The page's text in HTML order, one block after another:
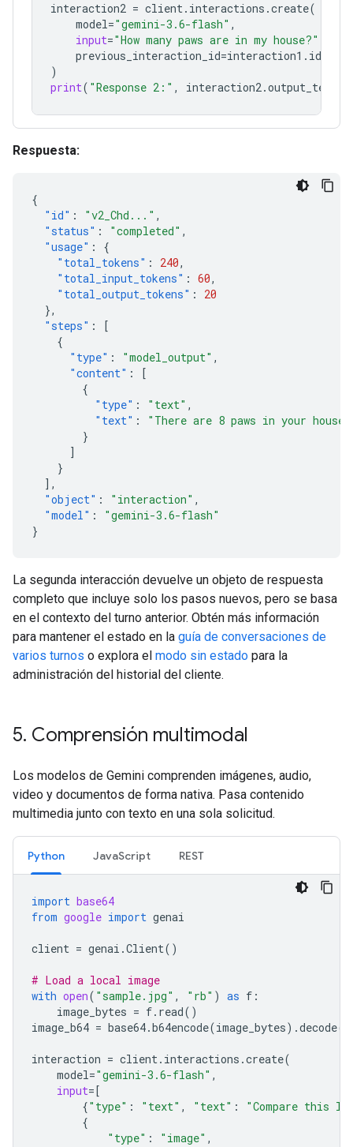
interaction2 = client. interactions .create(
model="gemini-3.6-flash" ,
input="How many paws are in my house?"
previous_interaction_id=interaction1 . id
)
print( "Response 2:" , interaction2.output_text
Respuesta:
{
"id" : "v2_Chd..." ,
"status" : "completed" ,
"usage" :
{
"total_tokens" : 240,
"total_input_tokens" : 60,
"total_output_tokens" :
20
},
"steps" :
[
{
"type" : "model_output" ,
"content" :
[
{
"type" : "text" ,
"text" :
"There are 8 paws in your
}
]
}
],
"object" : "interaction" ,
"model" :
"gemini-3.6-flash"
}
La segunda interacción devuelve un objeto de respuesta
completo que incluye solo los pasos nuevos, pero se basa
en el contexto del turno anterior. Obtén más información
para mantener el estado en la guía de conversaciones de
varios turnos o explora el modo sin estado para la
administración del historial del cliente.
5. Comprensión multimodal
Los modelos de Gemini comprenden imágenes, audio,
video y documentos de forma nativa. Pasa contenido
multimedia junto con texto en una sola solicitud.
Python JavaScript REST
import base64
from google import genai
client = genai .Client()
# Load a local image
with open( "sample.jpg" , "rb" ) as f :
image_bytes = f. read()
image_b64 = base64.b64encode(image_bytes) .decode(
interaction = client. interactions .create(
model="gemini-3.6-flash" ,
input=[
{"type" : "text" , "text" :
"Compare this
{
"type" : "image" ,